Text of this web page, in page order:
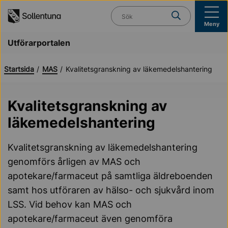
Vad söker du?
Meny
Utförarportalen
Startsida MAS Kvalitetsgranskning av läkemedelshantering
Kvalitetsgranskning av
läkemedelshantering
Kvalitetsgranskning av läkemedelshantering
genomförs årligen av MAS och
apotekare/farmaceut på samtliga äldreboenden
samt hos utföraren av hälso- och sjukvård inom
LSS. Vid behov kan MAS och
apotekare/farmaceut även genomföra